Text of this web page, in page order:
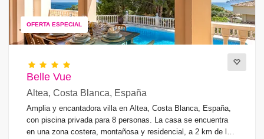
OFERTA ESPECIAL
Belle Vue
Altea, Costa Blanca, España
Amplia y encantadora villa en Altea, Costa Blanca, España,
con piscina privada para 8 personas. La casa se encuentra
en una zona costera, montañosa y residencial, a 2 km de la